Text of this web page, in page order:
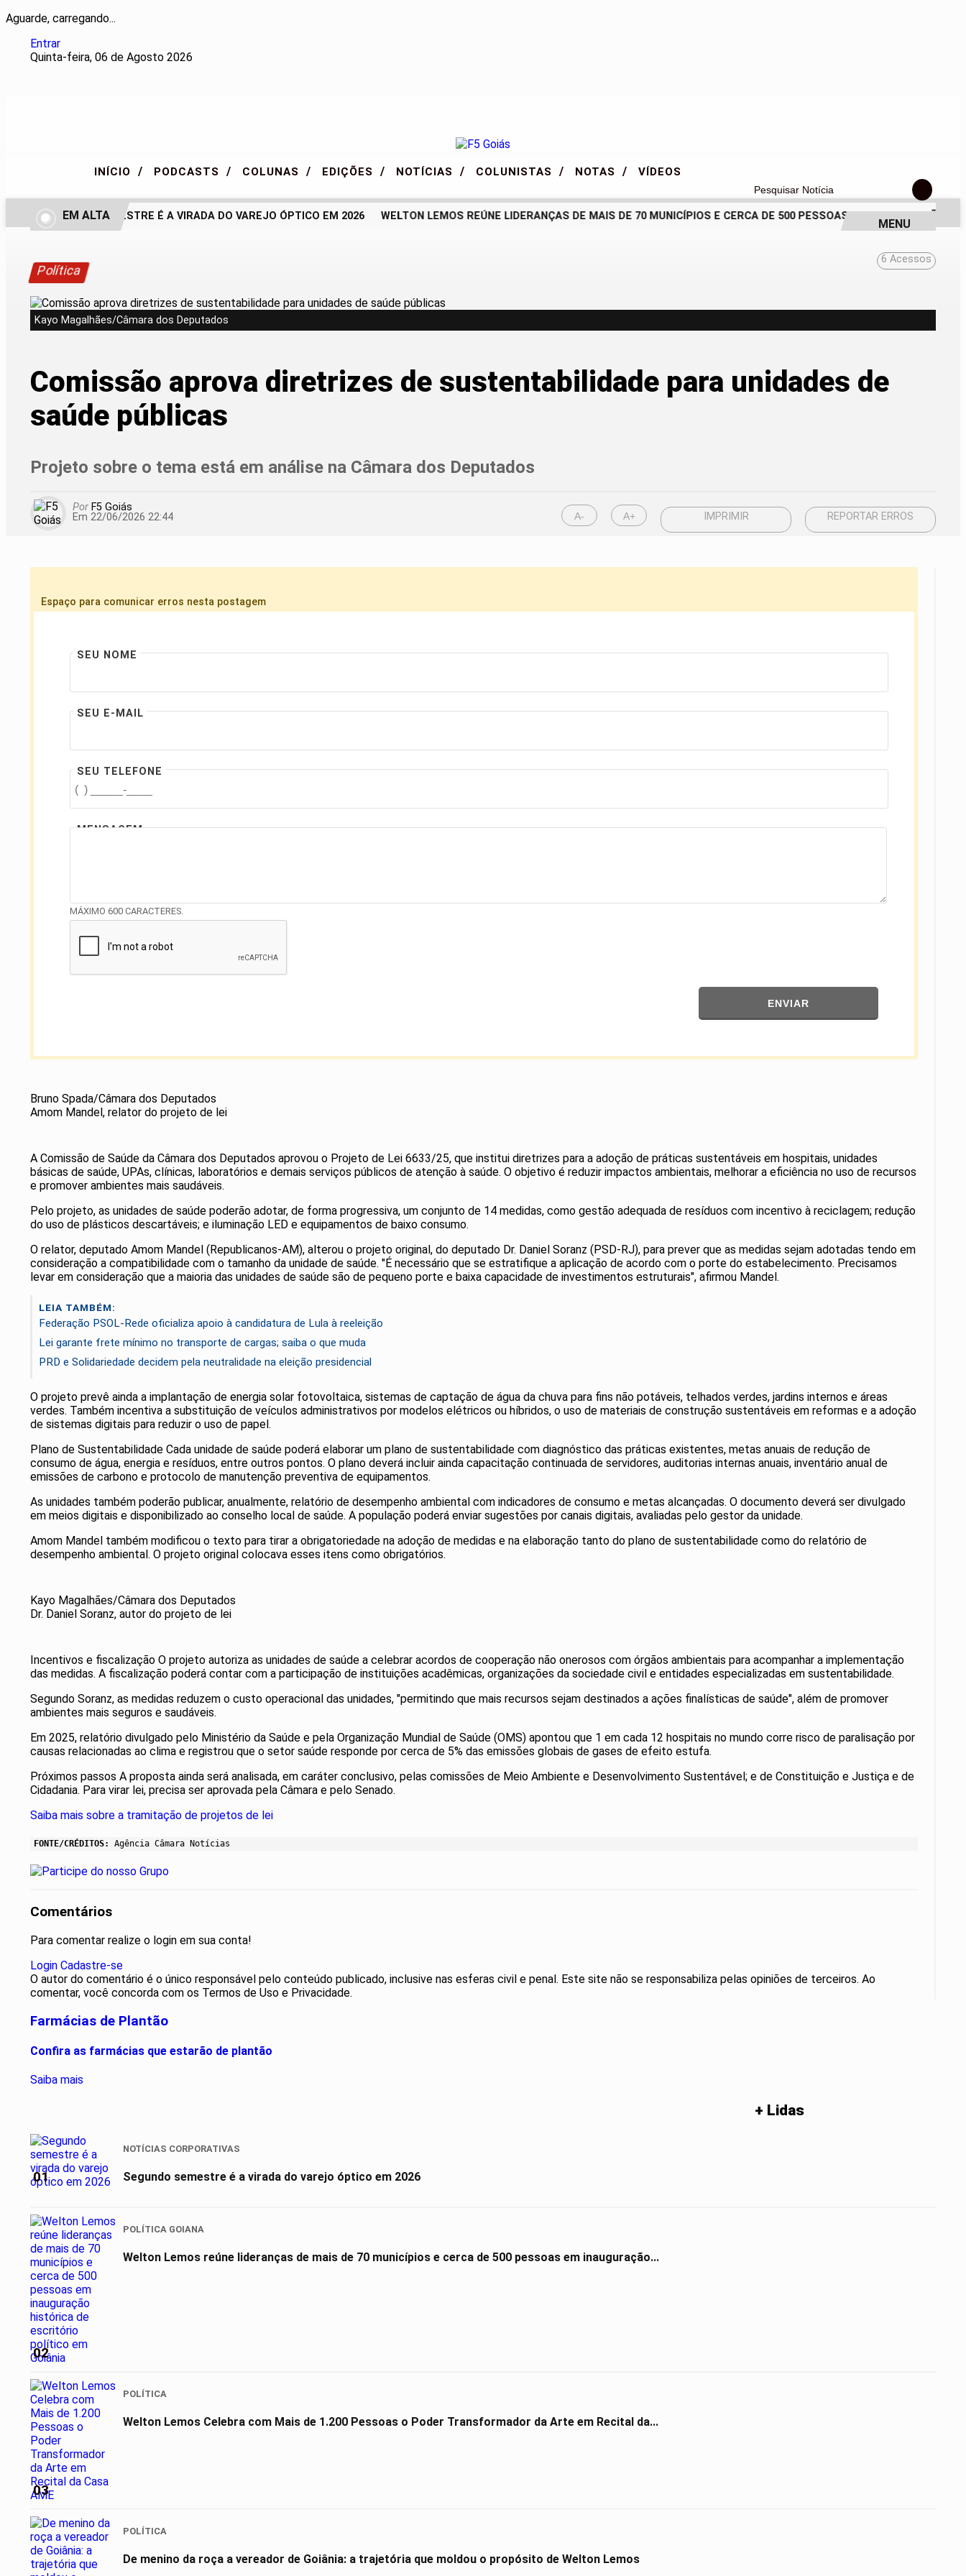
Aguarde, carregando...
Entrar
Quinta-feira, 06 de Agosto 2026
Pesquisar Notícia
INÍCIO / PODCASTS / COLUNAS / EDIÇÕES / NOTÍCIAS / COLUNISTAS / NOTAS / VÍDEOS
SEGUNDO SEMESTRE É A VIRADA DO VAREJO ÓPTICO EM 2026 WELTON LEMOS REÚNE LIDERANÇAS DE MAIS DE 70 MUNICÍPIOS E CERCA DE 500 PESSOAS EM INAUGURAÇÃO
EM ALTA
MENU
Política
6 Acessos
Kayo Magalhães/Câmara dos Deputados
Comissão aprova diretrizes de sustentabilidade para unidades de
saúde públicas
Projeto sobre o tema está em análise na Câmara dos Deputados
Por F5 Goiás
Em 22/06/2026 22:44
A- A+ IMPRIMIR REPORTAR ERROS
Espaço para comunicar erros nesta postagem
SEU NOME
SEU E-MAIL
SEU TELEFONE
MENSAGEM
MÁXIMO 600 CARACTERES.
ENVIAR
Bruno Spada/Câmara dos Deputados
Amom Mandel, relator do projeto de lei
A Comissão de Saúde da Câmara dos Deputados aprovou o Projeto de Lei 6633/25, que institui diretrizes para a adoção de práticas sustentáveis em hospitais, unidades
básicas de saúde, UPAs, clínicas, laboratórios e demais serviços públicos de atenção à saúde. O objetivo é reduzir impactos ambientais, melhorar a eficiência no uso de recursos
e promover ambientes mais saudáveis.
Pelo projeto, as unidades de saúde poderão adotar, de forma progressiva, um conjunto de 14 medidas, como gestão adequada de resíduos com incentivo à reciclagem; redução
do uso de plásticos descartáveis; e iluminação LED e equipamentos de baixo consumo.
O relator, deputado Amom Mandel (Republicanos-AM), alterou o projeto original, do deputado Dr. Daniel Soranz (PSD-RJ), para prever que as medidas sejam adotadas tendo em
consideração a compatibilidade com o tamanho da unidade de saúde. "É necessário que se estratifique a aplicação de acordo com o porte do estabelecimento. Precisamos
levar em consideração que a maioria das unidades de saúde são de pequeno porte e baixa capacidade de investimentos estruturais", afirmou Mandel.
LEIA TAMBÉM:
Federação PSOL-Rede oficializa apoio à candidatura de Lula à reeleição
Lei garante frete mínimo no transporte de cargas; saiba o que muda
PRD e Solidariedade decidem pela neutralidade na eleição presidencial
O projeto prevê ainda a implantação de energia solar fotovoltaica, sistemas de captação de água da chuva para fins não potáveis, telhados verdes, jardins internos e áreas
verdes. Também incentiva a substituição de veículos administrativos por modelos elétricos ou híbridos, o uso de materiais de construção sustentáveis em reformas e a adoção
de sistemas digitais para reduzir o uso de papel.
Plano de Sustentabilidade Cada unidade de saúde poderá elaborar um plano de sustentabilidade com diagnóstico das práticas existentes, metas anuais de redução de
consumo de água, energia e resíduos, entre outros pontos. O plano deverá incluir ainda capacitação continuada de servidores, auditorias internas anuais, inventário anual de
emissões de carbono e protocolo de manutenção preventiva de equipamentos.
As unidades também poderão publicar, anualmente, relatório de desempenho ambiental com indicadores de consumo e metas alcançadas. O documento deverá ser divulgado
em meios digitais e disponibilizado ao conselho local de saúde. A população poderá enviar sugestões por canais digitais, avaliadas pelo gestor da unidade.
Amom Mandel também modificou o texto para tirar a obrigatoriedade na adoção de medidas e na elaboração tanto do plano de sustentabilidade como do relatório de
desempenho ambiental. O projeto original colocava esses itens como obrigatórios.
Kayo Magalhães/Câmara dos Deputados
Dr. Daniel Soranz, autor do projeto de lei
Incentivos e fiscalização O projeto autoriza as unidades de saúde a celebrar acordos de cooperação não onerosos com órgãos ambientais para acompanhar a implementação
das medidas. A fiscalização poderá contar com a participação de instituições acadêmicas, organizações da sociedade civil e entidades especializadas em sustentabilidade.
Segundo Soranz, as medidas reduzem o custo operacional das unidades, "permitindo que mais recursos sejam destinados a ações finalísticas de saúde", além de promover
ambientes mais seguros e saudáveis.
Em 2025, relatório divulgado pelo Ministério da Saúde e pela Organização Mundial de Saúde (OMS) apontou que 1 em cada 12 hospitais no mundo corre risco de paralisação por
causas relacionadas ao clima e registrou que o setor saúde responde por cerca de 5% das emissões globais de gases de efeito estufa.
Próximos passos A proposta ainda será analisada, em caráter conclusivo, pelas comissões de Meio Ambiente e Desenvolvimento Sustentável; e de Constituição e Justiça e de
Cidadania. Para virar lei, precisa ser aprovada pela Câmara e pelo Senado.
Saiba mais sobre a tramitação de projetos de lei
FONTE/CRÉDITOS: Agência Câmara Notícias
Comentários
Para comentar realize o login em sua conta!
Login Cadastre-se
O autor do comentário é o único responsável pelo conteúdo publicado, inclusive nas esferas civil e penal. Este site não se responsabiliza pelas opiniões de terceiros. Ao
comentar, você concorda com os Termos de Uso e Privacidade.
Farmácias de Plantão
Confira as farmácias que estarão de plantão
Saiba mais
+ Lidas
01
NOTÍCIAS CORPORATIVAS
Segundo semestre é a virada do varejo óptico em 2026
02
POLÍTICA GOIANA
Welton Lemos reúne lideranças de mais de 70 municípios e cerca de 500 pessoas em inauguração...
03
POLÍTICA
Welton Lemos Celebra com Mais de 1.200 Pessoas o Poder Transformador da Arte em Recital da...
POLÍTICA
De menino da roça a vereador de Goiânia: a trajetória que moldou o propósito de Welton Lemos